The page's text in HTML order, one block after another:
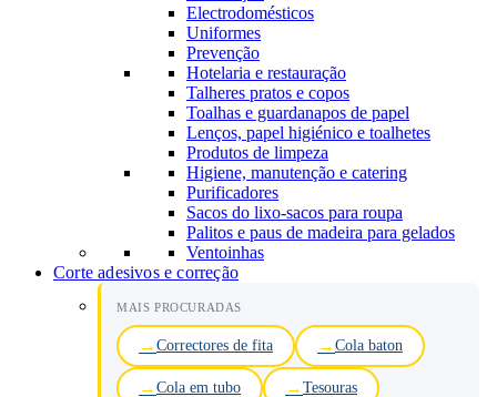
Electrodomésticos
Uniformes
Prevenção
Hotelaria e restauração
Talheres pratos e copos
Toalhas e guardanapos de papel
Lenços, papel higiénico e toalhetes
Produtos de limpeza
Higiene, manutenção e catering
Purificadores
Sacos do lixo-sacos para roupa
Palitos e paus de madeira para gelados
Ventoinhas
Corte adesivos e correção
MAIS PROCURADAS
Correctores de fita Cola baton
Cola em tubo Tesouras